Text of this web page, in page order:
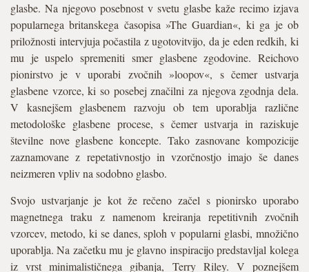
glasbe. Na njegovo posebnost v svetu glasbe kaže recimo izjava
popularnega britanskega časopisa »The Guardian«, ki ga je ob
priložnosti intervjuja počastila z ugotovitvijo, da je eden redkih, ki
mu je uspelo spremeniti smer glasbene zgodovine. Reichovo
pionirstvo je v uporabi zvočnih »loopov«, s čemer ustvarja
glasbene vzorce, ki so posebej značilni za njegova zgodnja dela.
V kasnejšem glasbenem razvoju ob tem uporablja različne
metodološke glasbene procese, s čemer ustvarja in raziskuje
številne nove glasbene koncepte. Tako zasnovane kompozicije
zaznamovane z repetativnostjo in vzorčnostjo imajo še danes
neizmeren vpliv na sodobno glasbo.
Svojo ustvarjanje je kot že rečeno začel s pionirsko uporabo
magnetnega traku z namenom kreiranja repetitivnih zvočnih
vzorcev, metodo, ki se danes, sploh v popularni glasbi, množično
uporablja. Na začetku mu je glavno inspiracijo predstavljal kolega
iz vrst minimalističnega gibanja, Terry Riley. V poznejšem